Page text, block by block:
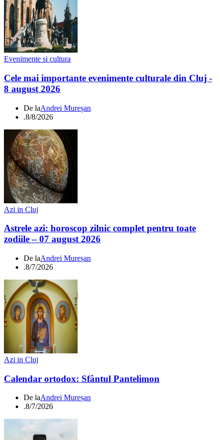
Evenimente si cultura
Cele mai importante evenimente culturale din Cluj -
8 august 2026
De laAndrei Mureșan
.8/8/2026
Azi in Cluj
Astrele azi: horoscop zilnic complet pentru toate
zodiile – 07 august 2026
De laAndrei Mureșan
.8/7/2026
Azi in Cluj
Calendar ortodox: Sfântul Pantelimon
De laAndrei Mureșan
.8/7/2026